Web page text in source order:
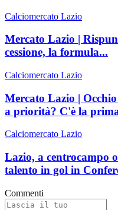
Calciomercato Lazio
Mercato Lazio |
cessione, la formula...
Calciomercato Lazio
Mercato Lazio |
a priorità? C'è la
Calciomercato Lazio
Lazio, a centrocampo
talento in gol in
Commenti